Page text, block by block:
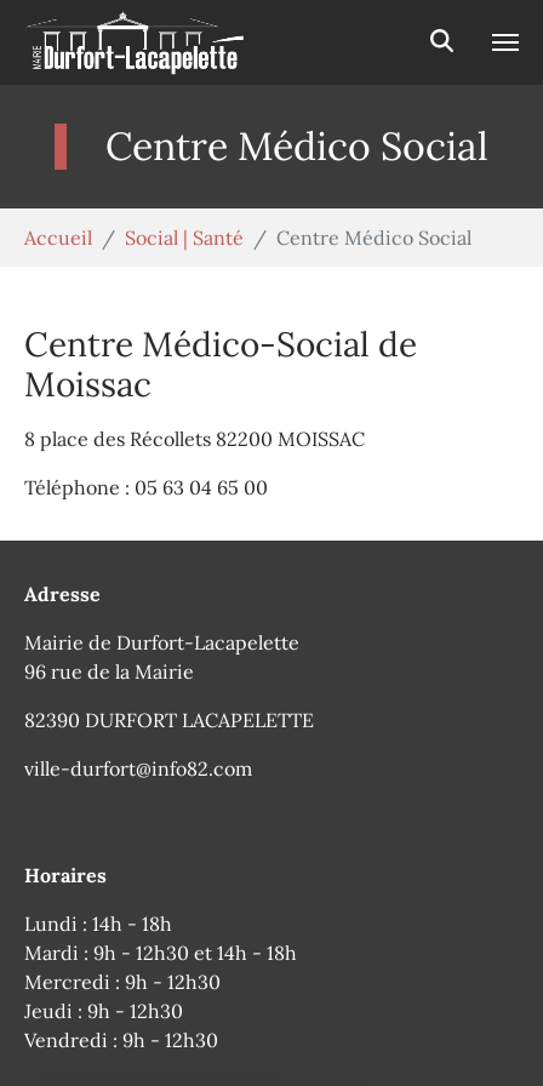
Aller au contenu principal
Centre Médico Social
Accueil Social | Santé Centre Médico Social
Centre Médico-Social de
Moissac
8 place des Récollets 82200 MOISSAC
Téléphone : 05 63 04 65 00
Adresse
Mairie de Durfort-Lacapelette
96 rue de la Mairie
82390 DURFORT LACAPELETTE
ville-durfort@info82.com
Horaires
Lundi : 14h - 18h
Mardi : 9h - 12h30 et 14h - 18h
Mercredi : 9h - 12h30
Jeudi : 9h - 12h30
Vendredi : 9h - 12h30
Panneau de gestion des cookies